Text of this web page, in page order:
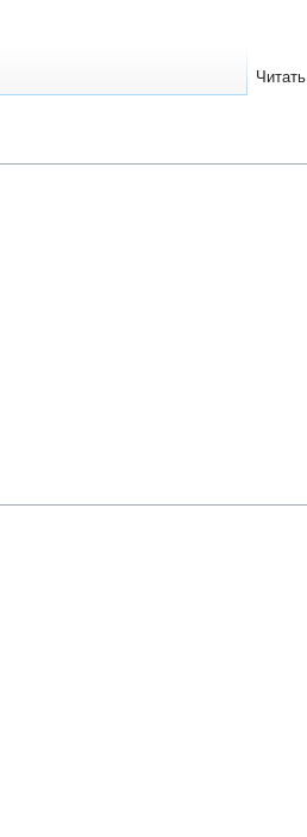
Читать